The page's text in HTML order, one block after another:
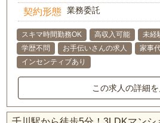
契約形態 業務委託
スキマ時間勤務OK 高収入可能 未経
学歴不問
お手伝いさんの求人
家事
インセンティブあり
この求人の詳細